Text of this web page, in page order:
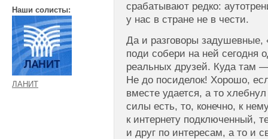
Наши солисты:
ЛАНИТ
срабатывают редко:
у нас в стране не в чести.
Да и разговоры задушевные,
поди собери на ней сегодня
реальных друзей. Куда там
Не до посиделок! Хорошо,
вместе удается, а то
силы есть, то, конечно, к
к интернету подключенный,
и друг по интересам, а то и